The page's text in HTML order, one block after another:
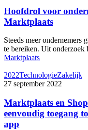
Hoofdrol voor
Marktplaats
Steeds meer ondernemers
te bereiken. Uit
Marktplaats
2022TechnologieZakelijk
27 september 2022
Marktplaats en
eenvoudig toegang
app